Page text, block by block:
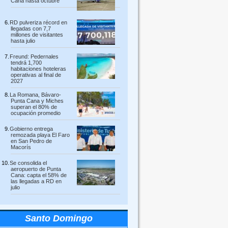
RD pulveriza récord en
llegadas con 7,7
millones de visitantes
hasta julio
Freund: Pedernales
tendrá 1,700
habitaciones hoteleras
operativas al final de
2027
La Romana, Bávaro-
Punta Cana y Miches
superan el 80% de
ocupación promedio
Gobierno entrega
remozada playa El Faro
en San Pedro de
Macorís
Se consolida el
aeropuerto de Punta
Cana: capta el 58% de
las llegadas a RD en
julio
Santo Domingo